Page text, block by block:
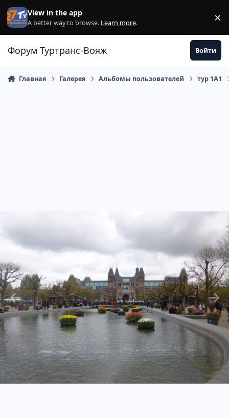
Перейти к содержанию
View in the app
A better way to browse. Learn more. ×
Форум Туртранс-Вояж Войти
Главная Галерея Альбомы пользователей тур 1А1